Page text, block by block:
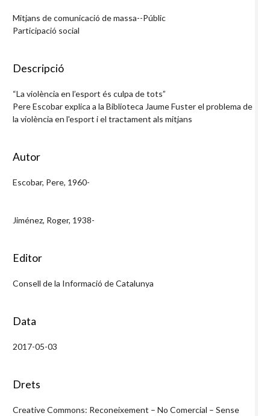
Mitjans de comunicació de massa--Públic
Participació social
Descripció
“La violència en l’esport és culpa de tots”
Pere Escobar explica a la Biblioteca Jaume Fuster el problema de
la violència en l'esport i el tractament als mitjans
Autor
Escobar, Pere, 1960-
Jiménez, Roger, 1938-
Editor
Consell de la Informació de Catalunya
Data
2017-05-03
Drets
Creative Commons: Reconeixement – No Comercial – Sense